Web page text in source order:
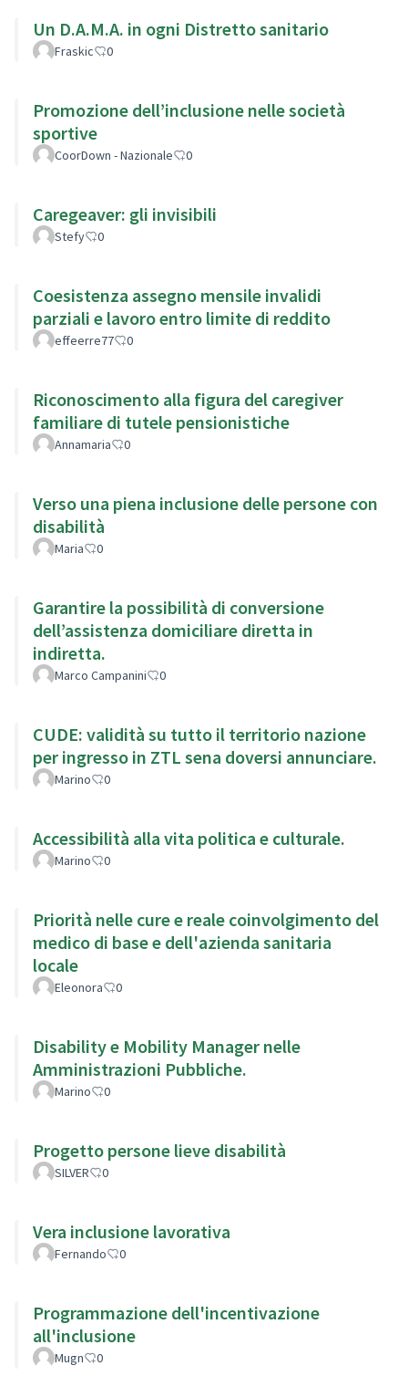
Un D.A.M.A. in ogni Distretto sanitario
Fraskic 0
Promozione dell’inclusione nelle società
sportive
CoorDown - Nazionale 0
Caregeaver: gli invisibili
Stefy 0
Coesistenza assegno mensile invalidi
parziali e lavoro entro limite di reddito
effeerre77 0
Riconoscimento alla figura del caregiver
familiare di tutele pensionistiche
Annamaria 0
Verso una piena inclusione delle persone con
disabilità
Maria 0
Garantire la possibilità di conversione
dell’assistenza domiciliare diretta in
indiretta.
Marco Campanini 0
CUDE: validità su tutto il territorio nazione
per ingresso in ZTL sena doversi annunciare.
Marino 0
Accessibilità alla vita politica e culturale.
Marino 0
Priorità nelle cure e reale coinvolgimento del
medico di base e dell'azienda sanitaria
locale
Eleonora 0
Disability e Mobility Manager nelle
Amministrazioni Pubbliche.
Marino 0
Progetto persone lieve disabilità
SILVER 0
Vera inclusione lavorativa
Fernando 0
Programmazione dell'incentivazione
all'inclusione
Mugn 0